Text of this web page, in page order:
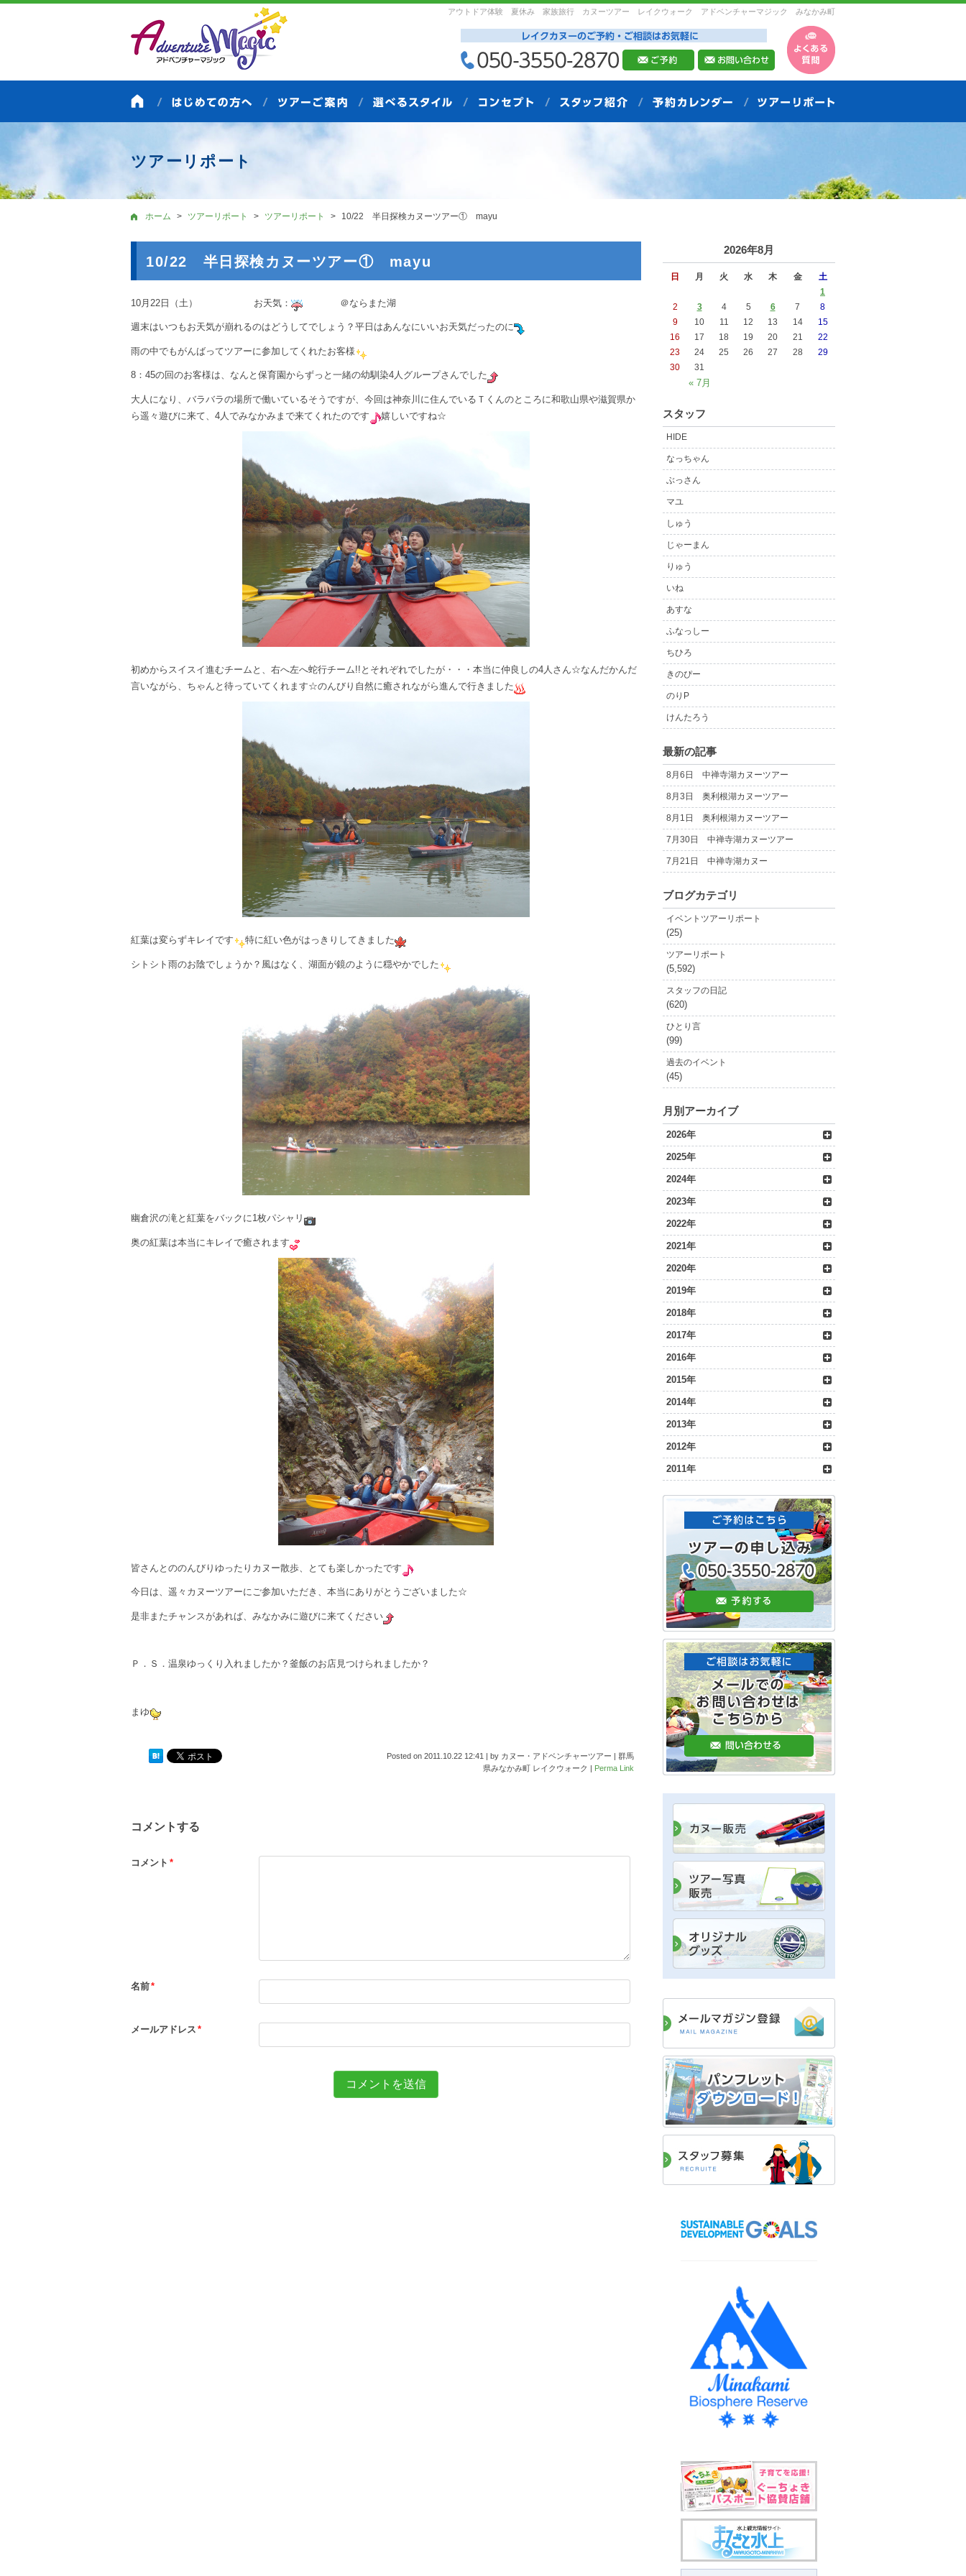
アウトドア体験 夏休み 家族旅行 カヌーツアー レイクウォーク アドベンチャーマジック みなかみ町
ツアーリポート
ホーム ツアーリポート ツアーリポート 10/22 半日探検カヌーツアー① mayu
10/22 半日探検カヌーツアー① mayu
10月22日（土） お天気： ＠ならまた湖
週末はいつもお天気が崩れるのはどうしてでしょう？平日はあんなにいいお天気だったのに
雨の中でもがんばってツアーに参加してくれたお客様
8：45の回のお客様は、なんと保育園からずっと一緒の幼馴染4人グループさんでした
大人になり、バラバラの場所で働いているそうですが、今回は神奈川に住んでいるＴくんのところに和歌山県や滋賀県か
ら遥々遊びに来て、4人でみなかみまで来てくれたのです
嬉しいですね☆
初めからスイスイ進むチームと、右へ左へ蛇行チーム!!とそれぞれでしたが・・・本当に仲良しの4人さん☆なんだかんだ
言いながら、ちゃんと待っていてくれます☆のんびり自然に癒されながら進んで行きました
紅葉は変らずキレイです 特に紅い色がはっきりしてきました
シトシト雨のお陰でしょうか？風はなく、湖面が鏡のように穏やかでした
幽倉沢の滝と紅葉をバックに1枚パシャリ
奥の紅葉は本当にキレイで癒されます
皆さんとののんびりゆったりカヌー散歩、とても楽しかったです
今日は、遥々カヌーツアーにご参加いただき、本当にありがとうございました☆
是非またチャンスがあれば、みなかみに遊びに来てください
Ｐ．Ｓ．温泉ゆっくり入れましたか？釜飯のお店見つけられましたか？
まゆ
Posted on 2011.10.22 12:41 by カヌー・アドベンチャーツアー | 群馬
県みなかみ町 レイクウォーク
Perma Link
コメントする
コメント *
名前*
メールアドレス *
2026年8月
日 月 火 水 木 金 土
« 7月
1
2
3 4 5 6 7
8
9
10 11 12 13 14
15
16
17 18 19 20 21
22
23
24 25 26 27 28
29
30
31
スタッフ
HIDE
なっちゃん
ぶっさん
マユ
しゅう
じゃーまん
りゅう
いね
あすな
ふなっしー
ちひろ
きのぴー
のりP
けんたろう
最新の記事
8月6日 中禅寺湖カヌーツアー
8月3日 奥利根湖カヌーツアー
8月1日 奥利根湖カヌーツアー
7月30日 中禅寺湖カヌーツアー
7月21日 中禅寺湖カヌー
ブログカテゴリ
イベントツアーリポート
(25)
ツアーリポート
(5,592)
スタッフの日記
(620)
ひとり言
(99)
過去のイベント
(45)
月別アーカイブ
2026年
2025年
2024年
2023年
2022年
2021年
2020年
2019年
2018年
2017年
2016年
2015年
2014年
2013年
2012年
2011年